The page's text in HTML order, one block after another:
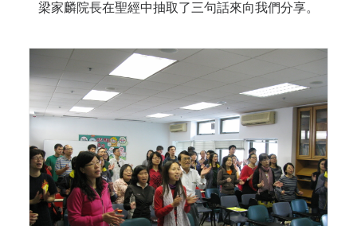
梁家麟院長在聖經中抽取了三句話來向我們分享。